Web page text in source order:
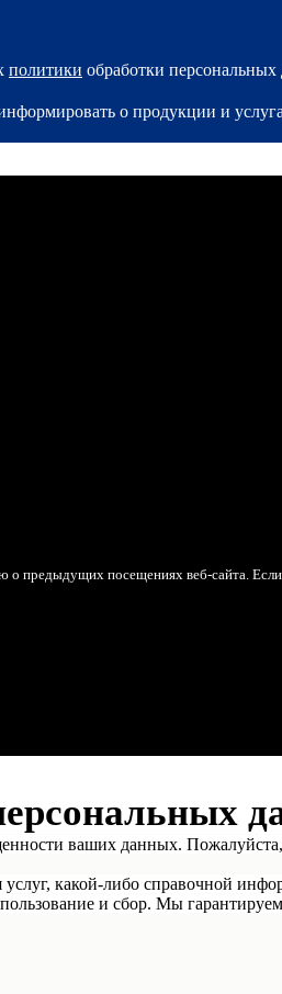
политики обработки
о продукции и
предыдущих посещениях веб-сайта.
ваших данных.
какой-либо справочной
и сбор. Мы